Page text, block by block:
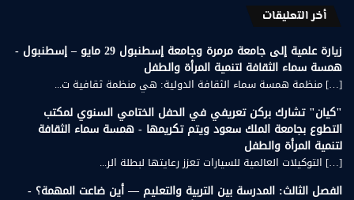
أخر التعليقات
زيارة علمية إلى جامعة مرمرة وجامعة إسطنبول 29 مايو – إسطنبول -
همسة سماء الثقافة لتنمية المرأة والطفل
[…] منظمة همسة سماء الثقافة الدولية: هي منظمة ثقافية ت...
"كيان" تشارك بركن تعريفي في الحفل الختامي السنوي لمكتب
التطوع بجامعة الملك سعود ويتم تكريمها - همسة سماء الثقافة
لتنمية المرأة والطفل
[…] التوكيلات العالمية للسيارات تعزز رعايتها لبطلة الر...
الفصل الثالث: المدرسة بين التربية والتعليم — أين ضاعت المهمة؟ -